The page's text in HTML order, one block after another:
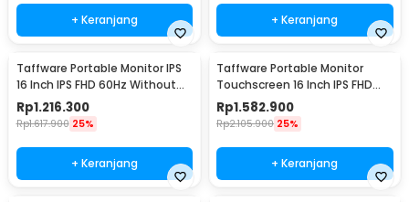
+ Keranjang + Keranjang
Taffware Portable Monitor IPS
16 Inch IPS FHD 60Hz Without
Touchscreen - 1600XTS
Rp1.216.300
Rp1.617.900 25%
+ Keranjang
Taffware Portable Monitor
Touchscreen 16 Inch IPS FHD
60Hz Type C - 1600XTS
Rp1.582.900
Rp2.105.900 25%
+ Keranjang